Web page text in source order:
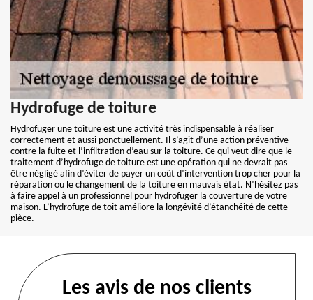
Hydrofuge de toiture
Hydrofuger une toiture est une activité très indispensable à réaliser
correctement et aussi ponctuellement. Il s’agit d’une action préventive
contre la fuite et l’infiltration d’eau sur la toiture. Ce qui veut dire que le
traitement d’hydrofuge de toiture est une opération qui ne devrait pas
être négligé afin d’éviter de payer un coût d’intervention trop cher pour la
réparation ou le changement de la toiture en mauvais état. N’hésitez pas
à faire appel à un professionnel pour hydrofuger la couverture de votre
maison. L’hydrofuge de toit améliore la longévité d’étanchéité de cette
pièce.
Les avis de nos clients